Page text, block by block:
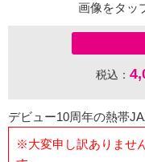
画像をタッ
税込：
デビュー10周年の熱帯
※大変申し訳ありませ